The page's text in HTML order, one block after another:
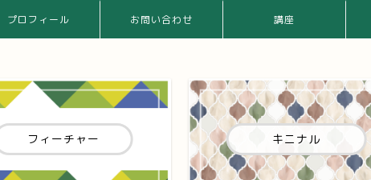
プロフィール お問い合わせ 講座
フィーチャー キニナル